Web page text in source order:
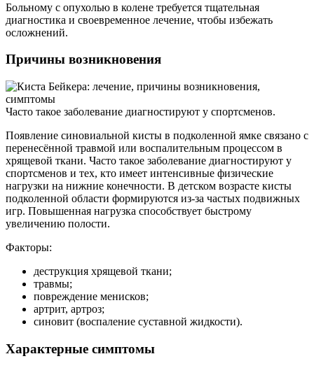
Больному с опухолью в колене требуется тщательная
диагностика и своевременное лечение, чтобы избежать
осложнений.
Причины возникновения
Часто такое заболевание диагностируют у спортсменов.
Появление синовиальной кисты в подколенной ямке связано с
перенесённой травмой или воспалительным процессом в
хрящевой ткани. Часто такое заболевание диагностируют у
спортсменов и тех, кто имеет интенсивные физические
нагрузки на нижние конечности. В детском возрасте кисты
подколенной области формируются из-за частых подвижных
игр. Повышенная нагрузка способствует быстрому
увеличению полости.
Факторы:
деструкция хрящевой ткани;
травмы;
повреждение менисков;
артрит, артроз;
синовит (воспаление суставной жидкости).
Характерные симптомы